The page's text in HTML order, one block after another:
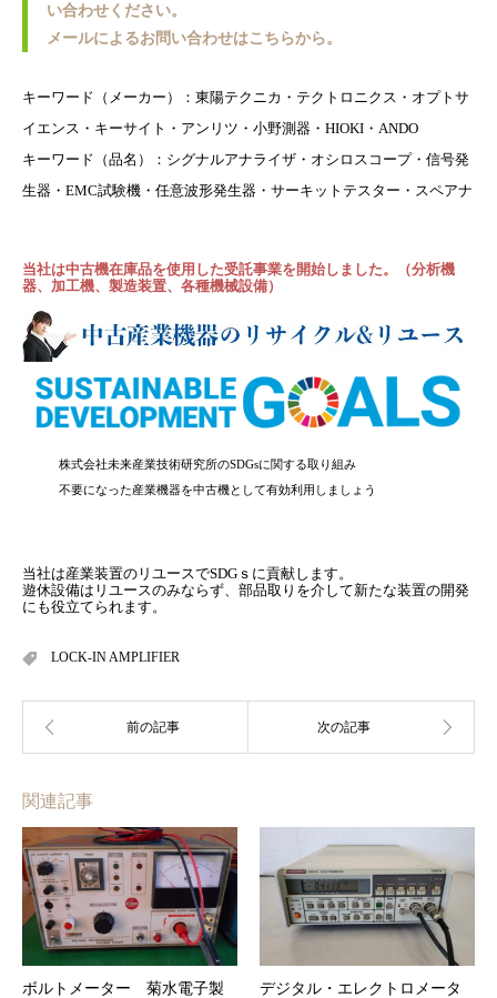
い合わせください。
メールによるお問い合わせはこちらから。
キーワード（メーカー）：東陽テクニカ・テクトロニクス・オプトサ
イエンス・キーサイト・アンリツ・小野測器・HIOKI・ANDO
キーワード（品名）：シグナルアナライザ・オシロスコープ・信号発
生器・EMC試験機・任意波形発生器・サーキットテスター・スペアナ
当社は中古機在庫品を使用した受託事業を開始しました。（分析機
器、加工機、製造装置、各種機械設備）
株式会社未来産業技術研究所のSDGsに関する取り組み
不要になった産業機器を中古機として有効利用しましょう
当社は産業装置のリユースでSDGｓに貢献します。
遊休設備はリユースのみならず、部品取りを介して新たな装置の開発
にも役立てられます。
LOCK-IN AMPLIFIER
関連記事
ボルトメーター 菊水電子製
デジタル・エレクトロメータ